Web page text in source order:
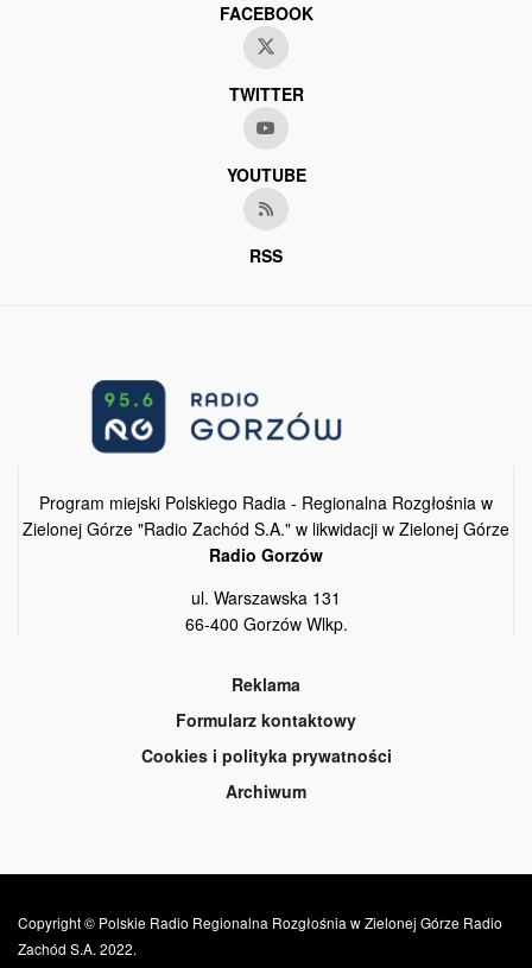
FACEBOOK
TWITTER
YOUTUBE
RSS
Program miejski Polskiego Radia - Regionalna Rozgłośnia w
Zielonej Górze "Radio Zachód S.A." w likwidacji w Zielonej Górze
Radio Gorzów
ul. Warszawska 131
66-400 Gorzów Wlkp.
Reklama
Formularz kontaktowy
Cookies i polityka prywatności
Archiwum
Copyright © Polskie Radio Regionalna Rozgłośnia w Zielonej Górze Radio
Zachód S.A. 2022.